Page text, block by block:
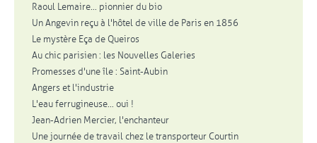
Raoul Lemaire... pionnier du bio
Un Angevin reçu à l'hôtel de ville de Paris en 1856
Le mystère Eça de Queiros
Au chic parisien : les Nouvelles Galeries
Promesses d'une île : Saint-Aubin
Angers et l'industrie
L'eau ferrugineuse... oui !
Jean-Adrien Mercier, l'enchanteur
Une journée de travail chez le transporteur Courtin